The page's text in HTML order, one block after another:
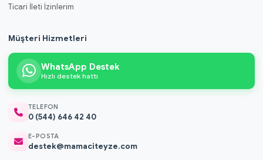
Ticari İleti İzinlerim
Müşteri Hizmetleri
WhatsApp Destek
Hızlı destek hattı
TELEFON
0 (544) 646 42 40
E-POSTA
destek@mamaciteyze.com